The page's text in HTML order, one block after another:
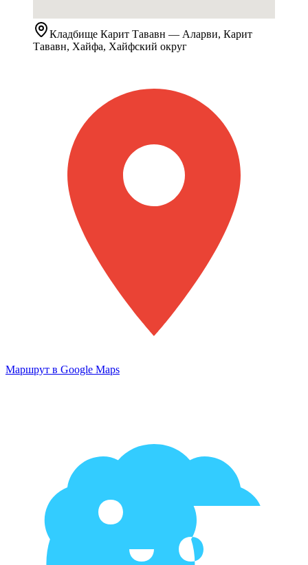
Кладбище Карит Тававн — Аларви, Карит
Тававн, Хайфа, Хайфский округ
Маршрут в Google Maps